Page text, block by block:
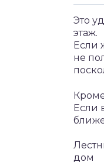
Это
этаж.
Если
не
Если
дом